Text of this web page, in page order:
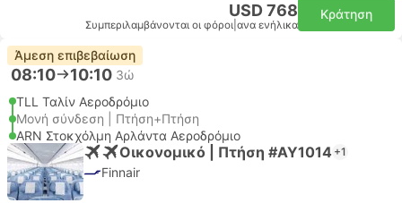
USD 768
Συμπεριλαμβάνονται οι φόροι ανα ενήλικα
Κράτηση
Άμεση επιβεβαίωση
08:10 10:10 3ώ
TLL Ταλίν Αεροδρόμιο
Μονή σύνδεση | Πτήση+Πτήση
ARN Στοκχόλμη Αρλάντα Αεροδρόμιο
Οικονομικό | Πτήση #AY1014 +1
Finnair